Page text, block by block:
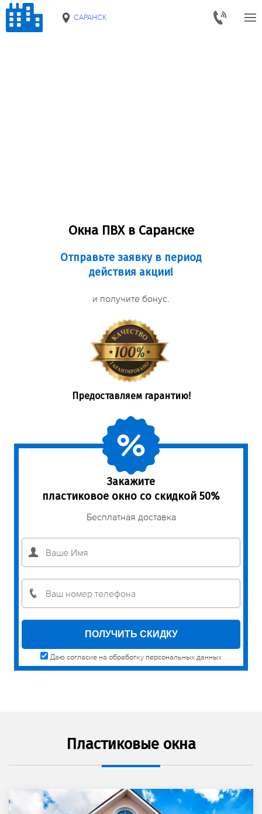
САРАНСК
Окна ПВХ в Саранске
Отправьте заявку в период
действия акции!
и получите бонус.
Предоставляем гарантию!
Закажите
пластиковое окно со скидкой 50%
Бесплатная доставка
Даю согласие на обработку персональных данных
Пластиковые окна